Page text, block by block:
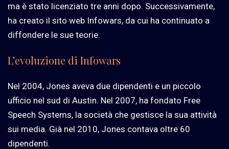
ma è stato licenziato tre anni dopo. Successivamente,
ha creato il sito web Infowars, da cui ha continuato a
diffondere le sue teorie.
L’evoluzione di Infowars
Nel 2004, Jones aveva due dipendenti e un piccolo
ufficio nel sud di Austin. Nel 2007, ha fondato Free
Speech Systems, la società che gestisce la sua attività
sui media. Già nel 2010, Jones contava oltre 60
dipendenti.